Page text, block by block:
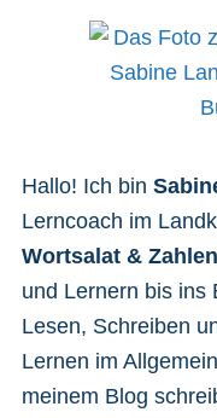
Hallo! Ich bin
Lerncoach im
Wortsalat &
und Lernern bis ins
Lesen, Schreiben
Lernen im
meinem Blog